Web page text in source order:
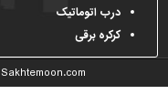
و
نما
ساخت
درب اتوماتیک
کرکره برقی
Sakhtemoon.com